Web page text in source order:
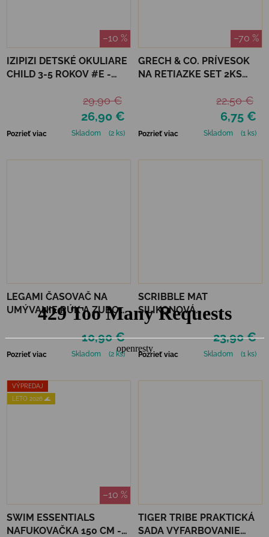
–10 %
IZIPIZI DETSKÉ OKULIARE
CHILD 3-5 ROKOV #E -
26,90 €
29,90 €
Pozrieť viac Skladom (2 ks)
–70 %
GRECH & CO. PRÍVESOK
NA RETIAZKE SET 2KS
6,75 €
22,50 €
Pozrieť viac Skladom (1 ks)
LEGAMI ČASOVAČ NA
UMÝVANIE RÚK A ZUBOV
- UNICORN
10,90 €
Pozrieť viac Skladom (2 ks)
SCRIBBLE MAT
SILIKONOVÁ
OMAĽOVÁNKA – ROČNÉ
OBDOBIE
23,90 €
Pozrieť viac Skladom (1 ks)
VÝPREDAJ
LETO 2026 🌊
–10 %
SWIM ESSENTIALS
NAFUKOVAČKA 150 CM -
TIGER TRIBE PRAKTICKÁ
SADA VYFARBOVANIE